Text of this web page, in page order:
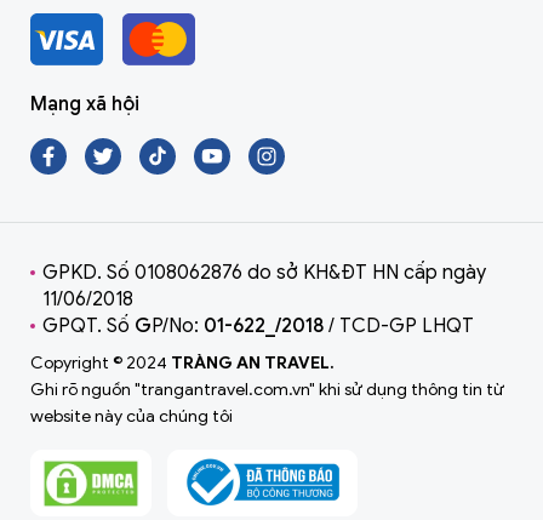
Mạng xã hội
GPKD. Số 0108062876 do sở KH&ĐT HN cấp ngày
11/06/2018
GPQT. Số GP/No: 01-622_/2018 / TCD-GP LHQT
Copyright © 2024 TRÀNG AN TRAVEL.
Ghi rõ nguồn "trangantravel.com.vn" khi sử dụng thông tin từ
website này của chúng tôi